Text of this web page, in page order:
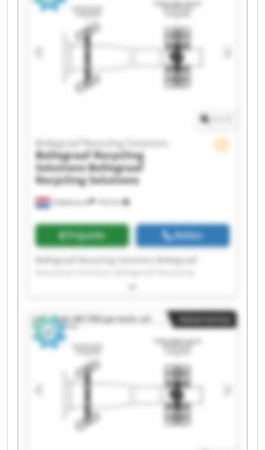
Recycling Solutions Bollegraaf Recycling
Solutions Bollegraaf Recycling Solutions
Bollegraaf Recycling Solutions Bollegraaf
Recycling Solutions Bollegraaf Recycling
Solutions Bollegraaf Recycling Solutions
Bollegraaf Recycling Solutions Bollegraaf
Recycling Solutions Bollegraaf Recycling
Solutions Bollegraaf Recycling Solutions
Siddeburen 163 km
Bollegraaf Recycling Solutions
Bollegraaf Recycling
SolutionsBollegraaf
Recycling Solutions
Prijsinfo Bellen
Bollegraaf Recycling Solutions Bollegraaf
Solutions Bollegraaf Recycling Solutions
Recycling Solutions Bollegraaf Recycling
Solutions Bollegraaf Recycling Solutions
Bollegraaf Recycling Solutions Bollegraaf
Recycling Solutions Bollegraaf Recycling
Solutions Bollegraaf Recycling Solutions
Bollegraaf Recycling Solutions Bollegraaf
Recycling Solutions Bollegraaf Recycling
Solutions Bollegraaf Recycling Solutions
Bollegraaf Recycling Solutions Bollegraaf
Recycling Solutions Bollegraaf Recycling
Solutions Bollegraaf Recycling Solutions
Advertentie